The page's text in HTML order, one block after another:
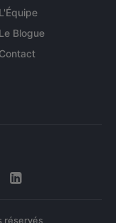
L'Équipe
Le Blogue
Contact
réservés